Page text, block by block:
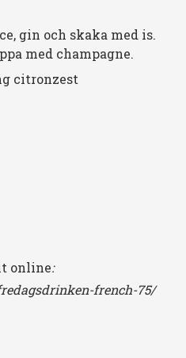
gin och skaka med is.
med champagne.
citronzest
online:
french-75/